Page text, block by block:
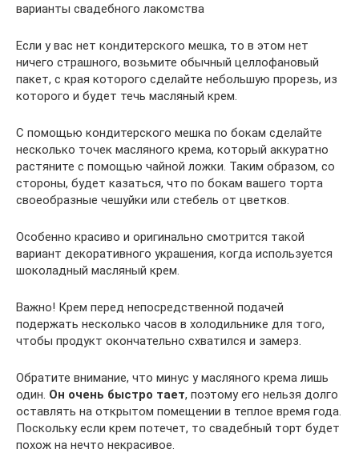
варианты свадебного лакомства
Если у вас нет кондитерского мешка, то в этом нет
ничего страшного, возьмите обычный целлофановый
пакет, с края которого сделайте небольшую прорезь, из
которого и будет течь масляный крем.
С помощью кондитерского мешка по бокам сделайте
несколько точек масляного крема, который аккуратно
растяните с помощью чайной ложки. Таким образом, со
стороны, будет казаться, что по бокам вашего торта
своеобразные чешуйки или стебель от цветков.
Особенно красиво и оригинально смотрится такой
вариант декоративного украшения, когда используется
шоколадный масляный крем.
Важно! Крем перед непосредственной подачей
подержать несколько часов в холодильнике для того,
чтобы продукт окончательно схватился и замерз.
Обратите внимание, что минус у масляного крема лишь
один. Он очень быстро тает, поэтому его нельзя долго
оставлять на открытом помещении в теплое время года.
Поскольку если крем потечет, то свадебный торт будет
похож на нечто некрасивое.